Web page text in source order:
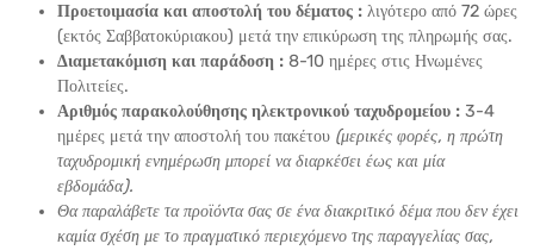
Προετοιμασία και αποστολή του δέματος : λιγότερο από 72 ώρες
(εκτός Σαββατοκύριακου) μετά την επικύρωση της πληρωμής σας.
Διαμετακόμιση και παράδοση : 8-10 ημέρες στις Ηνωμένες
Πολιτείες.
Αριθμός παρακολούθησης ηλεκτρονικού ταχυδρομείου : 3-4
ημέρες μετά την αποστολή του πακέτου (μερικές φορές, η πρώτη
ταχυδρομική ενημέρωση μπορεί να διαρκέσει έως και μία
εβδομάδα).
Θα παραλάβετε τα προϊόντα σας σε ένα διακριτικό δέμα που δεν έχει
καμία σχέση με το πραγματικό περιεχόμενο της παραγγελίας σας,